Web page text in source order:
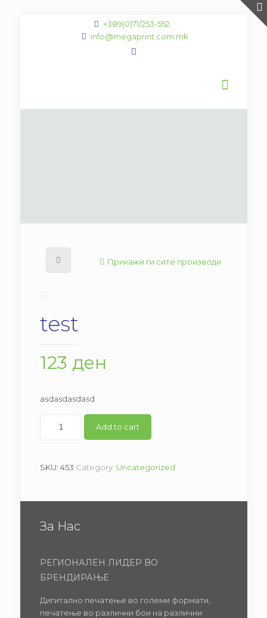
+389(0)71/253-552
info@megaprint.com.mk
Прикажи ги сите производи
test
123 ден
asdasdasdasd
quantity
Add to cart
SKU: 453 Category: Uncategorized
За Нас
РЕГИОНАЛЕН ЛИДЕР ВО
БРЕНДИРАЊЕ
Дигитално печатење во големи формати,
печатење во различни бои на различни